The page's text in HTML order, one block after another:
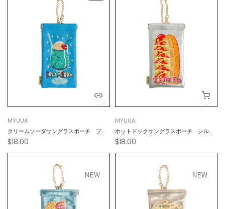
MYUUA
クリームソーダサングラスポーチ ブル
ー
$18.00
MYUUA
ホットドックサングラスポーチ シルバ
ー
$18.00